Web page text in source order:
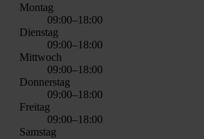
Mon­tag
09:00–18:00
Diens­tag
09:00–18:00
Mitt­woch
09:00–18:00
Don­ners­tag
09:00–18:00
Frei­tag
09:00–18:00
Sams­tag